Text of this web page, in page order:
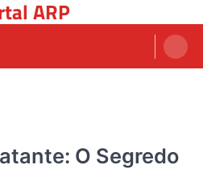
ARP
O Segredo